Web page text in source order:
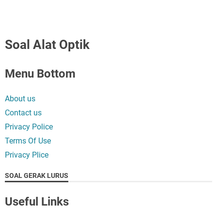
Soal Alat Optik
Menu Bottom
About us
Contact us
Privacy Police
Terms Of Use
Privacy Plice
SOAL GERAK LURUS
Useful Links